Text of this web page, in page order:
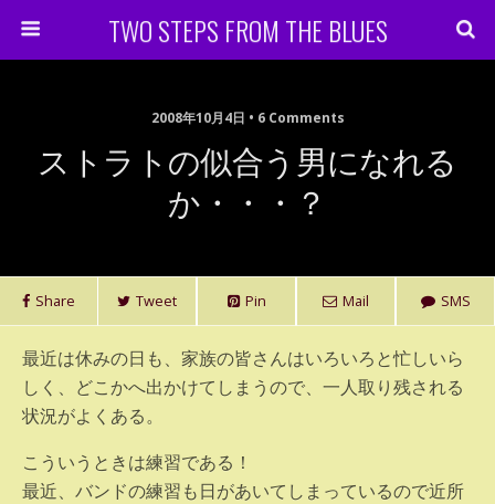
TWO STEPS FROM THE BLUES
2008年10月4日 • 6 Comments
ストラトの似合う男になれる
か・・・？
Share Tweet Pin Mail SMS
最近は休みの日も、家族の皆さんはいろいろと忙しいら
しく、どこかへ出かけてしまうので、一人取り残される
状況がよくある。
こういうときは練習である！
最近、バンドの練習も日があいてしまっているので近所